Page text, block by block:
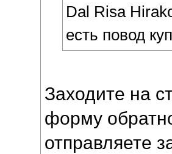
Dal Risa
есть повод
Заходите на
форму
отправляете